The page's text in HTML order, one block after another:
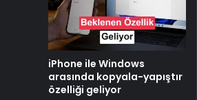
iPhone ile Windows
arasında kopyala-yapıştır
özelliği geliyor